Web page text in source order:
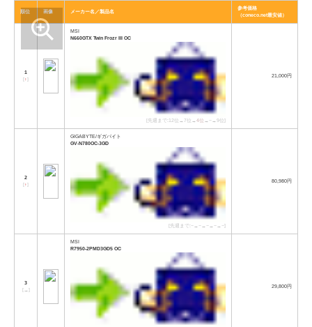
順位 画像 メーカー名／製品名
参考価格
（coneco.net最安値）
1
[↑]
MSI
N660GTX Twin Frozr III OC
[先週まで:12位→7位→4位 →−→9位]
21,000円
2
[↑]
GIGABYTE/ギガバイト
GV-N780OC-3GD
[先週まで:−→−→−→−→−]
80,980円
3
[→ ]
MSI
R7950-2PMD3GD5 OC
29,800円